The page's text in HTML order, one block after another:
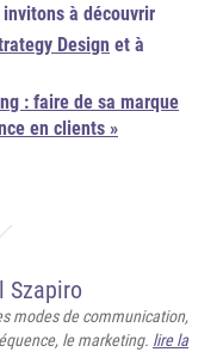
à découvrir
Design et à
: faire de sa marque
en clients »
Szapiro
modes de communication,
le marketing. lire la